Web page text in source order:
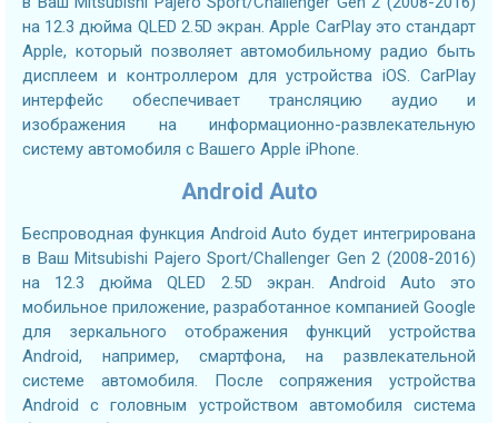
на 12.3 дюйма QLED 2.5D экран. Apple CarPlay это стандарт
Apple, который позволяет автомобильному радио быть
дисплеем и контроллером для устройства iOS. CarPlay
интерфейс обеспечивает трансляцию аудио и
изображения на информационно-развлекательную
систему автомобиля с Вашего Apple iPhone.
Android Auto
Беспроводная функция Android Auto будет интегрирована
в Ваш Mitsubishi Pajero Sport/Challenger Gen 2 (2008-2016)
на 12.3 дюйма QLED 2.5D экран. Android Auto это
мобильное приложение, разработанное компанией Google
для зеркального отображения функций устройства
Android, например, смартфона, на развлекательной
системе автомобиля. После сопряжения устройства
Android с головным устройством автомобиля система